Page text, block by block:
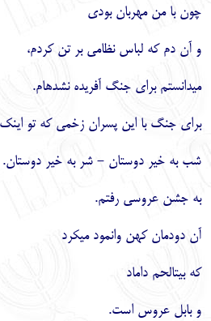
چون با من مهربان بودي
و آن دم كه لباس نظامي بر تن كردم،
مي‏دانستم براي جنگ آفريده نشده‏ام.
براي جنگ با اين پسران زخمي كه تو
شب به خير دوستان - شر به خير دوستان.
به جشن عروسي رفتم.
آن دودمان كهن وانمود مي‏كرد
كه بيت‏الحم داماد
و بابل عروس است.